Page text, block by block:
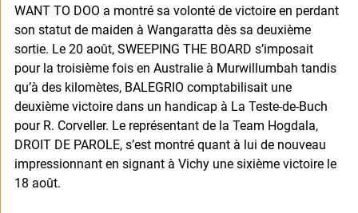
WANT TO DOO a montré sa volonté de victoire en perdant
son statut de maiden à Wangaratta dès sa deuxième
sortie. Le 20 août, SWEEPING THE BOARD s’imposait
pour la troisième fois en Australie à Murwillumbah tandis
qu’à des kilomètes, BALEGRIO comptabilisait une
deuxième victoire dans un handicap à La Teste-de-Buch
pour R. Corveller. Le représentant de la Team Hogdala,
DROIT DE PAROLE, s’est montré quant à lui de nouveau
impressionnant en signant à Vichy une sixième victoire le
18 août.